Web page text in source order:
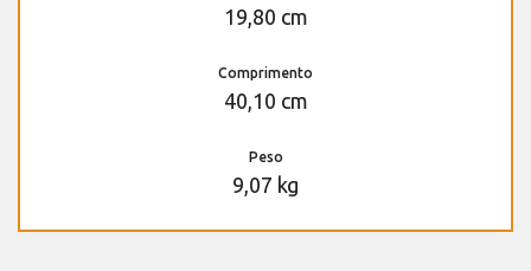
19,80 cm
Comprimento
40,10 cm
Peso
9,07 kg